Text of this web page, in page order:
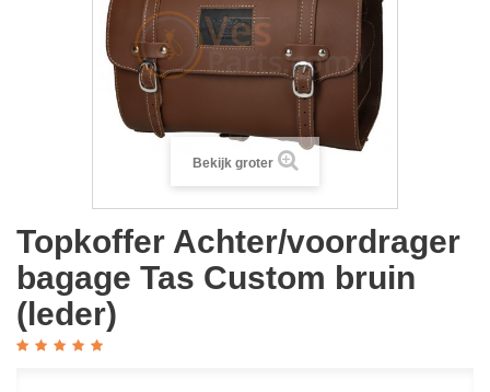
Bekijk groter
Topkoffer Achter/voordrager
bagage Tas Custom bruin
(leder)